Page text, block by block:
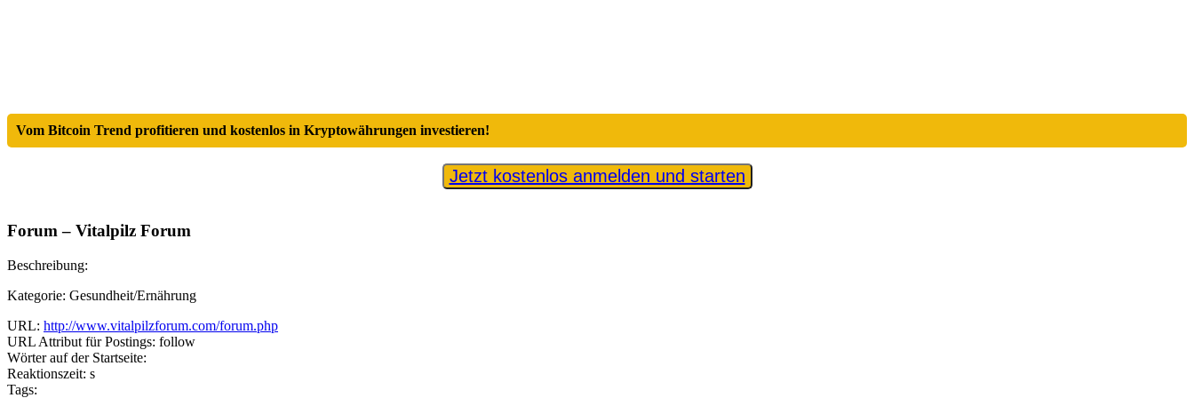
Vom Bitcoin Trend profitieren und kostenlos in Kryptowährungen investieren!
Jetzt kostenlos anmelden und starten
Forum – Vitalpilz Forum
Beschreibung:
Kategorie: Gesundheit/Ernährung
URL: http://www.vitalpilzforum.com/forum.php
URL Attribut für Postings: follow
Wörter auf der Startseite:
Reaktionszeit: s
Tags: